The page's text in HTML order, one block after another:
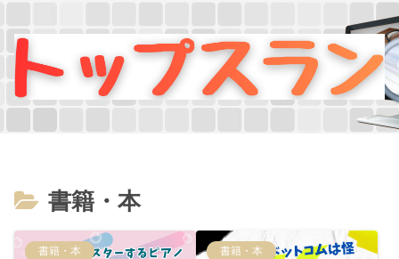
書籍・本
書籍・本 書籍・本